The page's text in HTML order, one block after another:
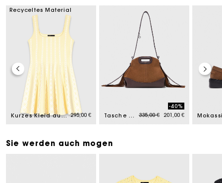
Recyceltes Material
Kurzes Kleid aus Jacquard-Strick 295,00 € Tasche Miss M Mini, Leder & Wildleder Price reduced from
335,00 €to
-40%
201,00 €
Sie werden auch mogen